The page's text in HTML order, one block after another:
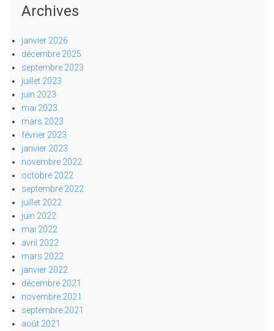
Archives
janvier 2026
décembre 2025
septembre 2023
juillet 2023
juin 2023
mai 2023
mars 2023
février 2023
janvier 2023
novembre 2022
octobre 2022
septembre 2022
juillet 2022
juin 2022
mai 2022
avril 2022
mars 2022
janvier 2022
décembre 2021
novembre 2021
septembre 2021
août 2021